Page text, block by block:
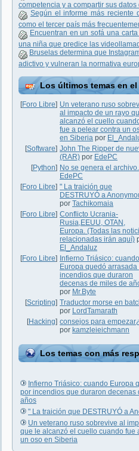
competencia y a compartir sus
Según el informe más reciente
como el tercer país más
Encuentran en un sofá una
una niña que predice las
Bruselas determina que
adictivo y vulneran la normativa
Los últimos temas en
[Foro Libre] Un veterano ruso
al impacto de un rayo
alcanzó el cuello
fue a pelear contra un
en Siberia por
[Software] John The Ripper de
(RAR) por EdePC
[Python] No se genera el archivo.
EdePC
[Foro Libre] " La traición que
DESTRUYÓ a
por Tachikomaia
[Foro Libre] Conflicto Ucrania-
Rusia,EEUU, OTAN,
Europa. (Todas las
relacionadas irán aquí)
El_Andaluz
[Foro Libre] Infierno Triásico: cuando
Europa quedó arrasada
incendios que duraron
decenas de miles de
por Mr.Byte
[Scripting] Traductor morse en
por LordTamarath
[Hacking] consejos para
por kamzleieichmann
Los temas con más
Infierno Triásico: cuando Europa
por incendios que duraron decenas
años
" La traición que DESTRUYÓ a
Un veterano ruso sobrevive al
que le alcanzó el cuello cuando fue
un oso en Siberia